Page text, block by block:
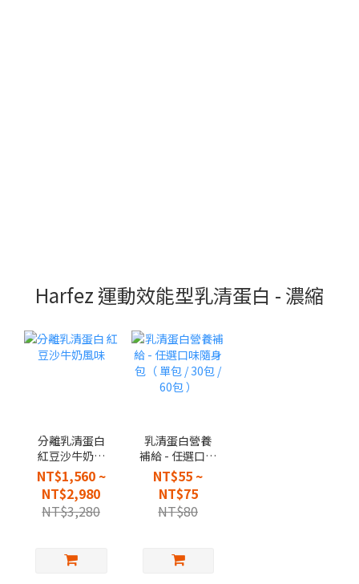
Harfez 運動效能型乳清蛋白 - 濃縮
分離乳清蛋白
紅豆沙牛奶風
味
NT$1,560 ~
NT$2,980
NT$3,280
乳清蛋白營養
補給 - 任選口味
隨身包（ 單包 /
30包 / 60包 ）
NT$55 ~
NT$75
NT$80